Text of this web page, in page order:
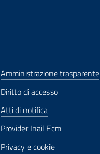
Amministrazione trasparente
Diritto di accesso
Atti di notifica
Provider Inail Ecm
Privacy e cookie